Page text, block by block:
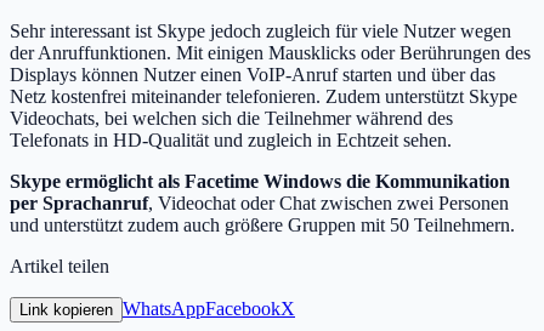
Sehr interessant ist Skype jedoch zugleich für viele Nutzer wegen
der Anruffunktionen. Mit einigen Mausklicks oder Berührungen des
Displays können Nutzer einen VoIP-Anruf starten und über das
Netz kostenfrei miteinander telefonieren. Zudem unterstützt Skype
Videochats, bei welchen sich die Teilnehmer während des
Telefonats in HD-Qualität und zugleich in Echtzeit sehen.
Skype ermöglicht als Facetime Windows die Kommunikation
per Sprachanruf, Videochat oder Chat zwischen zwei Personen
und unterstützt zudem auch größere Gruppen mit 50 Teilnehmern.
Artikel teilen
Link kopieren WhatsAppFacebookX